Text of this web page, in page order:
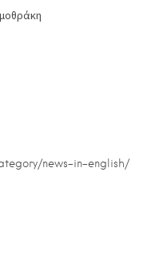
news-in-english/